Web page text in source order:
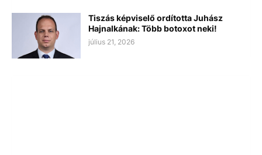
Tiszás képviselő ordította Juhász
Hajnalkának: Több botoxot neki!
július 21, 2026